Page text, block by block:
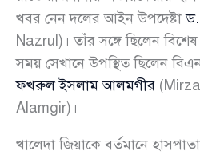
খবর নেন দলের আইন উপদেষ্টা
Nazrul)। তাঁর সঙ্গে ছিলেন
সময় সেখানে উপস্থিত ছিলেন
ফখরুল ইসলাম আলমগীর
Alamgir)।
খালেদা জিয়াকে বর্তমানে